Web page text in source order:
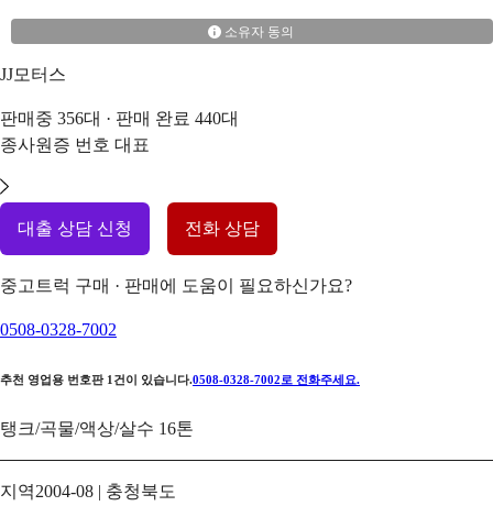
소유자 동의
JJ모터스
판매중 356대 · 판매 완료 440대
종사원증 번호 대표
대출 상담 신청 전화 상담
중고트럭 구매 · 판매에 도움이 필요하신가요?
0508-0328-7002
추천 영업용 번호판 1 건이 있습니다.0508-0328-7002 로 전화주세요.
탱크/곡물/액상/살수 16톤
지역2004-08 | 충청북도